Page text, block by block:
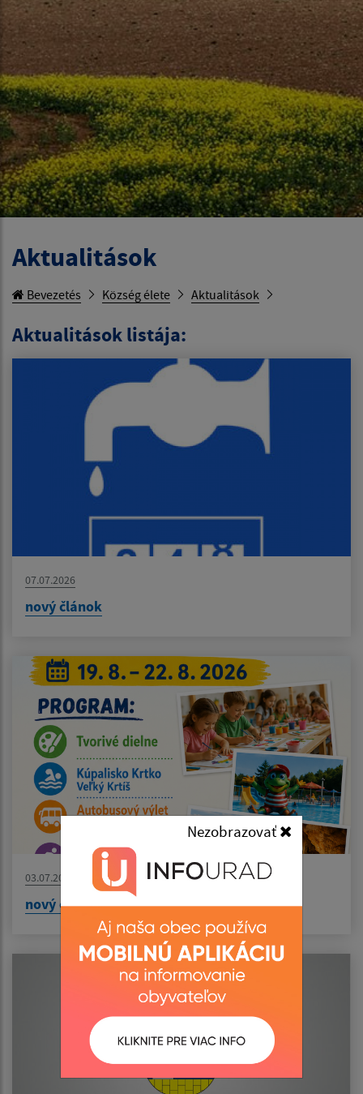
Nezobrazovať
Aktualitások
Bevezetés Község élete Aktualitások
Aktualitások listája:
07.07.2026
nový článok
03.07.2026
nový článok